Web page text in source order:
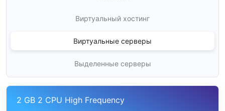
Виртуальный хостинг
Виртуальные серверы
Выделенные серверы
2 GB 2 CPU High Frequency